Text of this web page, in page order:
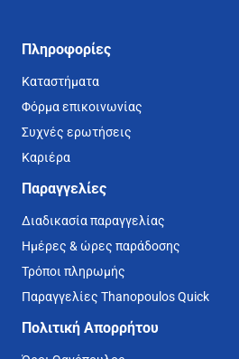
Πληροφορίες
Καταστήματα
Φόρμα επικοινωνίας
Συχνές ερωτήσεις
Καριέρα
Παραγγελίες
Διαδικασία παραγγελίας
Ημέρες & ώρες παράδοσης
Τρόποι πληρωμής
Παραγγελίες Thanopoulos Quick
Πολιτική Απορρήτου